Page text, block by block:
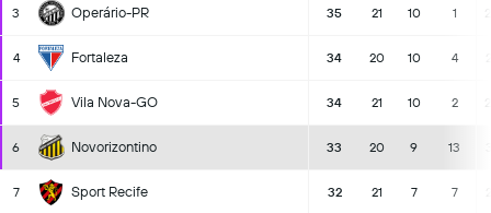
3 Operário-PR 35 21 10 1
4 Fortaleza 34 20 10 4
5 Vila Nova-GO 34 21 10 2
6 Novorizontino 33 20 9 13
7 Sport Recife 32 21 7 7